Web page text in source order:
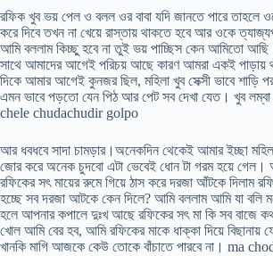
রফিক খুব ভয় পেল ও বলল ওর বাবা যদি জানতে পারে তাহলে
করে দিবে তখন না খেয়ে রাস্তায় থাকতে হবে আর ওকে
আমি বললাম কিচ্ছু হবে না তুই ভয় পাচ্ছিস কেন আমিতো
সাথে আমাদের আগেই পরিচয় আছে কারণ আমরা একই পাড়ায়
দিকে আমার আগেই কুনজর ছিল, মহিলা খুব সেক্সী ভাবে শাড়ি
এমন ভাবে পড়তো যেন পিঠ আর পেট সব দেখা যেত। খুব
chele chudachudir golpo
আর ধবধবে সাদা চামড়ার।অনেকদিন থেকেই আমার ইচ্ছা
জোর করে অনেক চুদবো এটা ভেবেই ধোন টা গরম হয়ে
রফিকের সৎ মায়ের রুমে গিয়ে ঠাস করে দরজা আঁটকে দিলাম
হচ্ছে সব দরজা আটকে কেন দিলে? আমি বললাম আমি যা বলি
হলে আপনার কপালে দুঃখ আছে রফিকের সৎ মা কি সব বাজে
খোল আমি বের হব, আমি রফিকের মাকে ধাক্কা দিয়ে বিছানায়
খানকি মাগি আজকে কেউ তোকে বাঁচাতে পারবে না। ma